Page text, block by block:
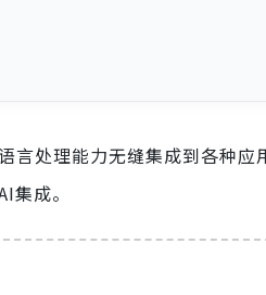
处理能力无缝集成到各种应
成。